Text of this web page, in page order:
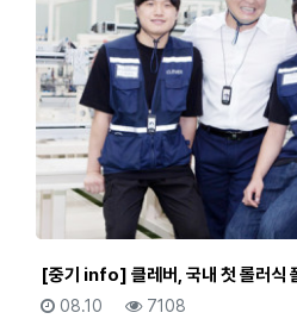
[중기 info] 클레버, 국내 첫 롤러식
등록일
08.10 조회
7108